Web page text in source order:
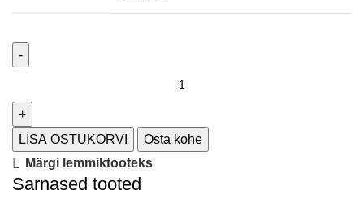
LISA OSTUKORVI
Osta kohe
Märgi lemmiktooteks
Sarnased tooted